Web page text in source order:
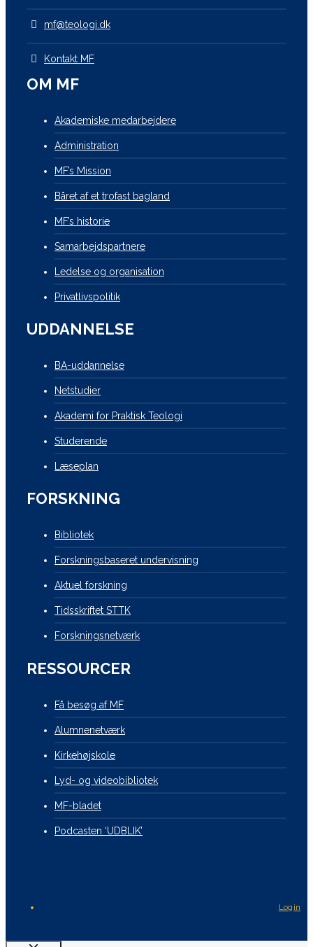
mf@teologi.dk
Kontakt MF
OM MF
Akademiske medarbejdere
Administration
MF’s Mission
Båret af et trofast bagland
MF’s historie
Samarbejdspartnere
Ledelse og organisation
Privatlivspolitik
UDDANNELSE
BA-uddannelse
Netstudier
Akademi for Praktisk Teologi
Studerende
Læseplan
FORSKNING
Bibliotek
Forskningsbaseret undervisning
Aktuel forskning
Tidsskriftet STTK
Forskningsnetværk
RESSOURCER
Få besøg af MF
Alumnenetværk
Kirkehøjskole
Lyd- og videobibliotek
MF-bladet
Podcasten ‘UDBLIK’
Login